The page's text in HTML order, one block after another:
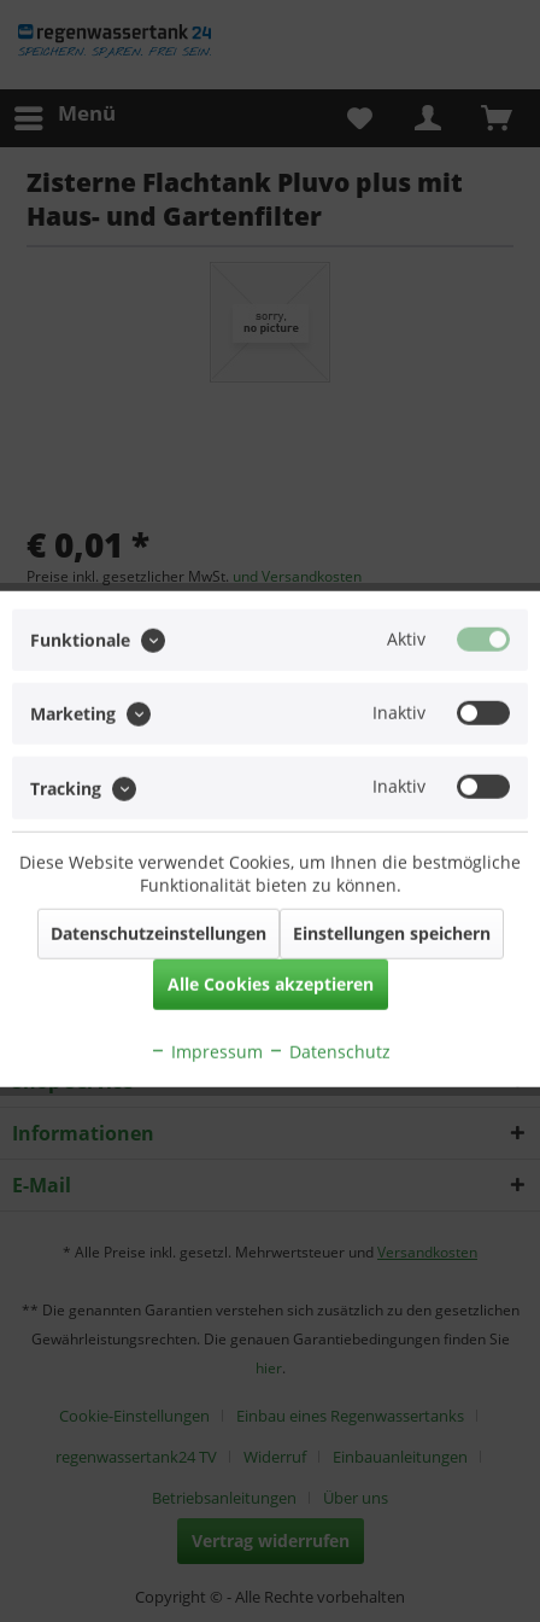
Menü
Zisterne Flachtank Pluvo plus mit
Haus- und Gartenfilter
€ 0,01 *
Preise inkl. gesetzlicher MwSt. und Versandkosten
Lieferzeit: ca. 12 Arbeitstage (Mo-Fr)
Artikel-Nr.:
Ähnliche Artikel
Beschreibung
ACHTUNG: Artikel NICHT einzeln bestellbar!mehr
Shop Service
Informationen
E-Mail
* Alle Preise inkl. gesetzl. Mehrwertsteuer und Versandkosten
** Die genannten Garantien verstehen sich zusätzlich zu den gesetzlichen
Gewährleistungsrechten. Die genauen Garantiebedingungen finden Sie
hier.
Cookie-Einstellungen
Einbau eines Regenwassertanks
regenwassertank24 TV
Widerruf
Einbauanleitungen
Betriebsanleitungen
Über uns
Vertrag widerrufen
Copyright © - Alle Rechte vorbehalten
Funktionale Aktiv
Marketing Inaktiv
Tracking Inaktiv
Diese Website verwendet Cookies, um Ihnen die bestmögliche
Funktionalität bieten zu können.
Datenschutzeinstellungen Einstellungen speichern
Alle Cookies akzeptieren
Impressum Datenschutz